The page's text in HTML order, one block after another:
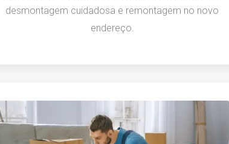
desmontagem cuidadosa e remontagem no novo
endereço.